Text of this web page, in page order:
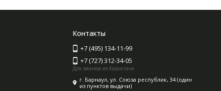
Контакты
+7 (495) 134-11-99
+7 (727) 312-34-05
Для звонков из Казахстана
г. Барнаул, ул. Союза республик, 34 (один
из пунктов выдачи)